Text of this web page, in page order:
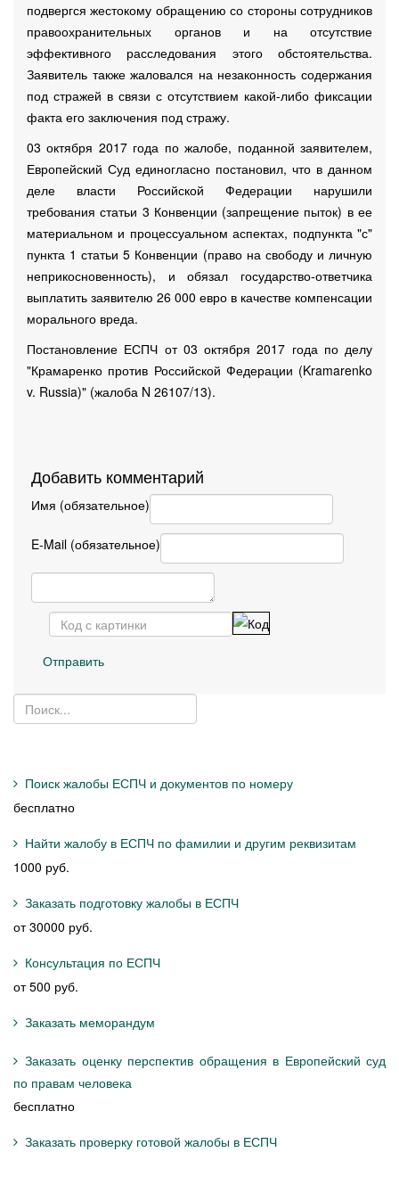
подвергся жестокому обращению со стороны сотрудников
правоохранительных органов и на отсутствие
эффективного расследования этого обстоятельства.
Заявитель также жаловался на незаконность содержания
под стражей в связи с отсутствием какой-либо фиксации
факта его заключения под стражу.
03 октября 2017 года по жалобе, поданной заявителем,
Европейский Суд единогласно постановил, что в данном
деле власти Российской Федерации нарушили
требования статьи 3 Конвенции (запрещение пыток) в ее
материальном и процессуальном аспектах, подпункта "с"
пункта 1 статьи 5 Конвенции (право на свободу и личную
неприкосновенность), и обязал государство-ответчика
выплатить заявителю 26 000 евро в качестве компенсации
морального вреда.
Постановление ЕСПЧ от 03 октября 2017 года по делу
"Крамаренко против Российской Федерации (Kramarenko
v. Russia)" (жалоба N 26107/13).
Добавить комментарий
Имя (обязательное)
E-Mail (обязательное)
Отправить
Поиск жалобы ЕСПЧ и документов по номеру
бесплатно
Найти жалобу в ЕСПЧ по фамилии и другим реквизитам
1000 руб.
Заказать подготовку жалобы в ЕСПЧ
от 30000 руб.
Консультация по ЕСПЧ
от 500 руб.
Заказать меморандум
Заказать оценку перспектив обращения в Европейский суд
по правам человека
бесплатно
Заказать проверку готовой жалобы в ЕСПЧ